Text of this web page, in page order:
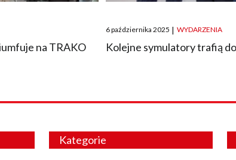
na TRAKO
Posted
on
6 października 2025 | WYDARZENIA
Kolejne symulatory trafią
Kategorie